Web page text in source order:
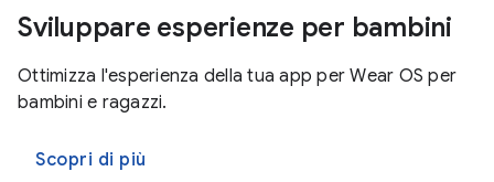
Sviluppare esperienze per bambini
Ottimizza l'esperienza della tua app per Wear OS per
bambini e ragazzi.
Scopri di più